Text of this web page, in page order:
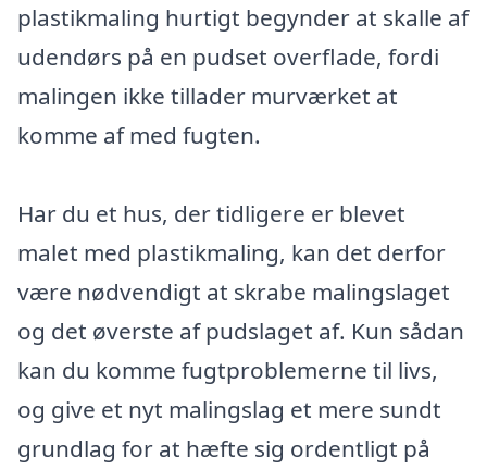
plastikmaling hurtigt begynder at skalle af
udendørs på en pudset overflade, fordi
malingen ikke tillader murværket at
komme af med fugten.
Har du et hus, der tidligere er blevet
malet med plastikmaling, kan det derfor
være nødvendigt at skrabe malingslaget
og det øverste af pudslaget af. Kun sådan
kan du komme fugtproblemerne til livs,
og give et nyt malingslag et mere sundt
grundlag for at hæfte sig ordentligt på